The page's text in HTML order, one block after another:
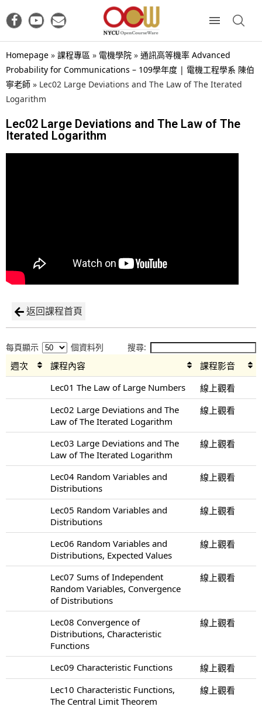
Homepage » 課程專區 » 電機學院 » 通訊高等機率 Advanced
Probability for Communications – 109學年度 | 電機工程學系 陳伯
寧老師 » Lec02 Large Deviations and The Law of The Iterated
Logarithm
Lec02 Large Deviations and The Law of The
Iterated Logarithm
返回課程首頁
每頁顯示 個資料列 搜尋:
週次 課程內容
課程影音
Lec01 The Law of Large Numbers
線上觀看
Lec02 Large Deviations and The
Law of The Iterated Logarithm
線上觀看
Lec03 Large Deviations and The
Law of The Iterated Logarithm
線上觀看
Lec04 Random Variables and
Distributions
線上觀看
Lec05 Random Variables and
Distributions
線上觀看
Lec06 Random Variables and
Distributions, Expected Values
線上觀看
Lec07 Sums of Independent
Random Variables, Convergence
of Distributions
線上觀看
Lec08 Convergence of
Distributions, Characteristic
Functions
線上觀看
Lec09 Characteristic Functions
線上觀看
Lec10 Characteristic Functions,
The Central Limit Theorem
線上觀看